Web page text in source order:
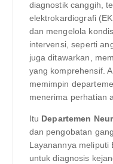
diagnostik canggih,
elektrokardiografi
dan mengelola
intervensi, seperti
juga ditawarkan,
yang komprehensif.
memimpin
menerima perhatian
Itu Departemen
dan pengobatan
Layanannya meliputi
untuk diagnosis